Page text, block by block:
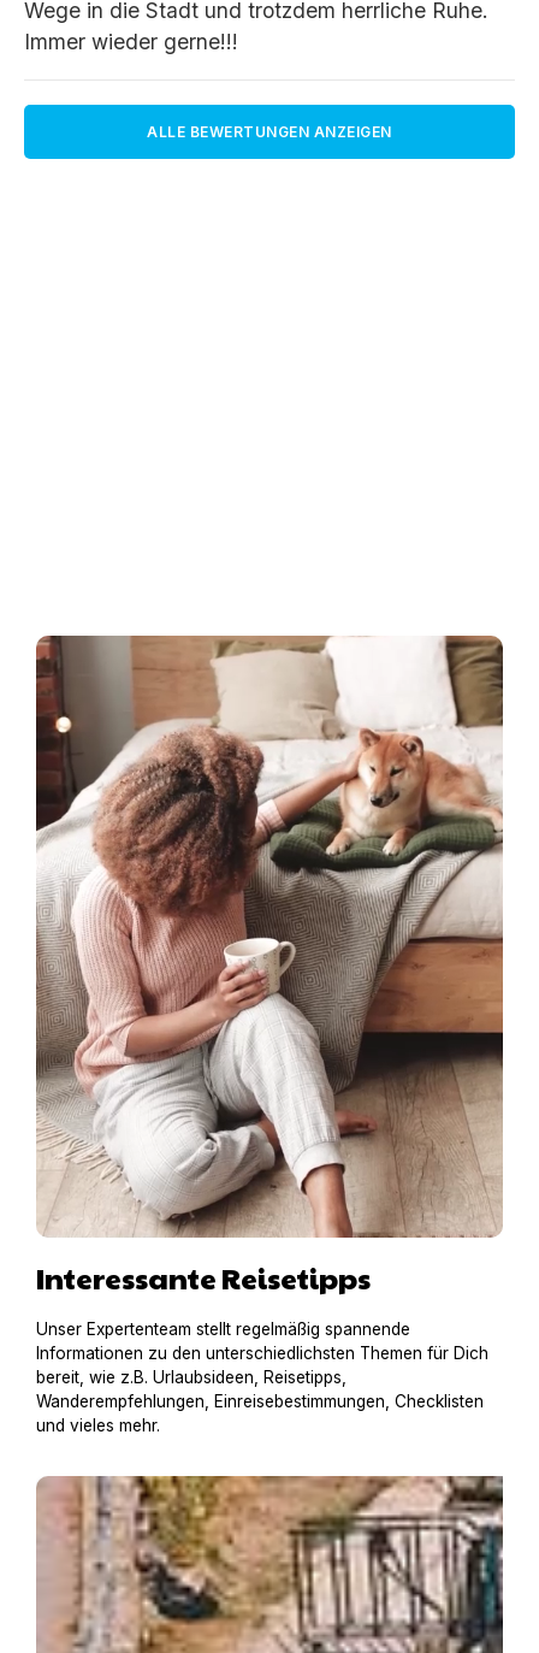
Wege in die Stadt und trotzdem herrliche Ruhe.
Immer wieder gerne!!!
ALLE BEWERTUNGEN ANZEIGEN
Interessante Reisetipps
Unser Expertenteam stellt regelmäßig spannende
Informationen zu den unterschiedlichsten Themen für Dich
bereit, wie z.B. Urlaubsideen, Reisetipps,
Wanderempfehlungen, Einreisebestimmungen, Checklisten
und vieles mehr.
Hausboot mit Hund